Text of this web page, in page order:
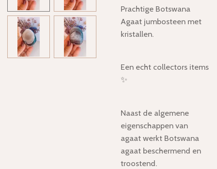
Prachtige Botswana
Agaat jumbosteen met
kristallen.
Een echt collectors items
✨
Naast de algemene
eigenschappen van
agaat werkt Botswana
agaat beschermend en
troostend.